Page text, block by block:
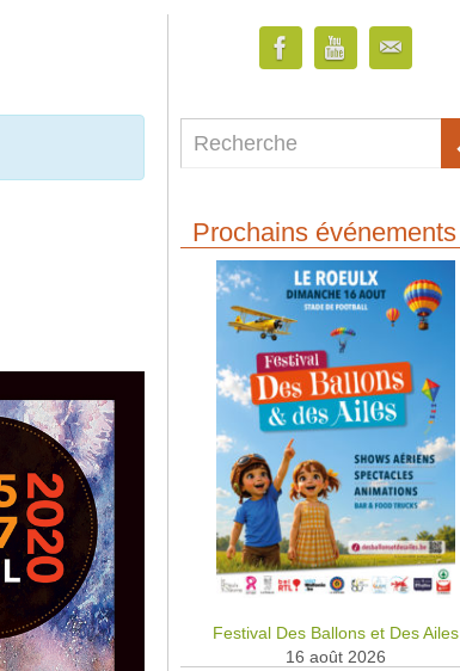
Prochains événements
Festival Des Ballons et Des Ailes
16 août 2026